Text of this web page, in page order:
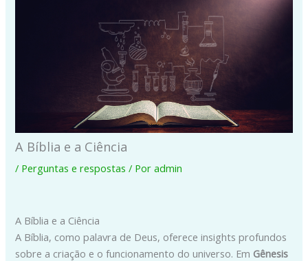
A Bíblia e a Ciência
/ Perguntas e respostas / Poradmin
A Bíblia e a Ciência
A Bíblia, como palavra de Deus, oferece insights profundos
sobre a criação e o funcionamento do universo. Em Gênesis